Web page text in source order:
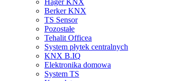
Berker KNX
TS Sensor
Pozostałe
Tehalit Officea
System płytek centralnych
KNX B.IQ
Elektronika domowa
System TS